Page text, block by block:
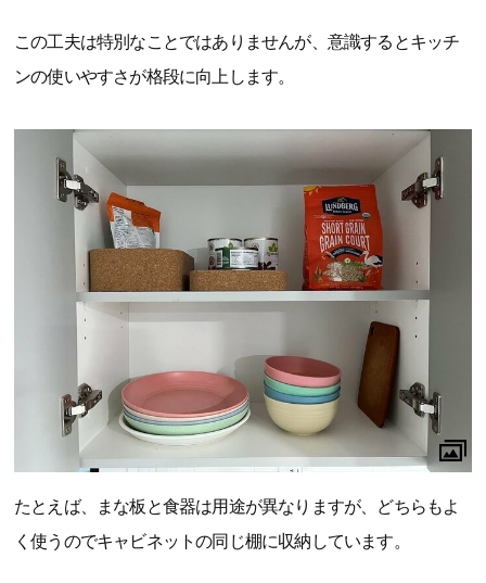
この工夫は特別なことではありませんが、意識するとキッチ
ンの使いやすさが格段に向上します。
たとえば、まな板と食器は用途が異なりますが、どちらもよ
く使うのでキャビネットの同じ棚に収納しています。